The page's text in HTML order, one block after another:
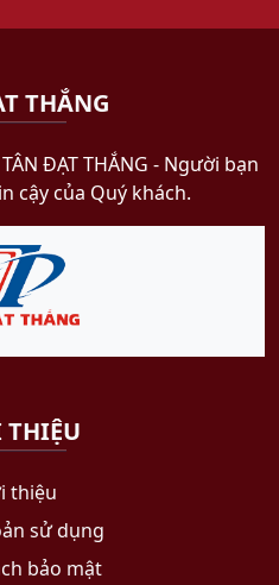
THẮNG
ĐẠT THẮNG​ - Người bạn
cậy của Quý khách.
thiệu
sử dụng
bảo mật